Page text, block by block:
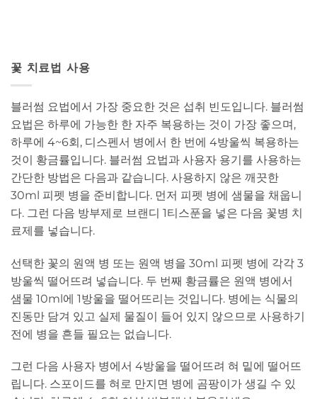
꽃 치료법 사용
블러썸 요법에서 가장 중요한 것은 섭취 빈도입니다. 블러썸
요법은 하루에 가능한 한 자주 복용하는 것이 가장 좋으며,
하루에 4~6회, 디스펜서 병에서 한 번에 4방울씩 복용하는
것이 황금률입니다. 블러썸 요법과 사용자 용기를 사용하는
간단한 방법은 다음과 같습니다. 사용하지 않은 깨끗한
30ml 피펫 병을 준비합니다. 먼저 피펫 병에 샘물을 채웁니
다. 그런 다음 방부제로 브랜디 1티스푼을 넣은 다음 꽃병 치
료제를 넣습니다.
선택한 꽃의 원액 병 또는 원액 병을 30ml 피펫 병에 각각 3
방울씩 떨어뜨려 넣습니다. 두 번째 황금률은 원액 병에서
샘물 10ml에 1방울을 떨어뜨리는 것입니다. 병에는 식물의
진동만 담겨 있고 실제 물질이 들어 있지 않으므로 사용하기
전에 병을 흔들 필요는 없습니다.
그런 다음 사용자 병에서 4방울을 떨어뜨려 혀 밑에 떨어뜨
립니다. 스포이드를 혀로 만지면 병에 곰팡이가 생길 수 있